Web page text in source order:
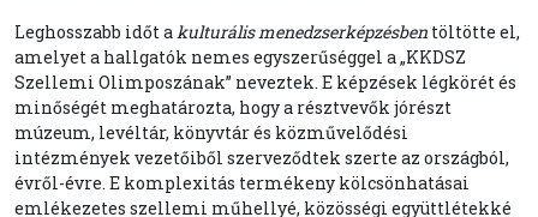
Leghosszabb időt a kulturális menedzserképzésben töltötte el,
amelyet a hallgatók nemes egyszerűséggel a „KKDSZ
Szellemi Olimposzának” neveztek. E képzések légkörét és
minőségét meghatározta, hogy a résztvevők jórészt
múzeum, levéltár, könyvtár és közművelődési
intézmények vezetőiből szerveződtek szerte az országból,
évről-évre. E komplexitás termékeny kölcsönhatásai
emlékezetes szellemi műhellyé, közösségi együttlétekké